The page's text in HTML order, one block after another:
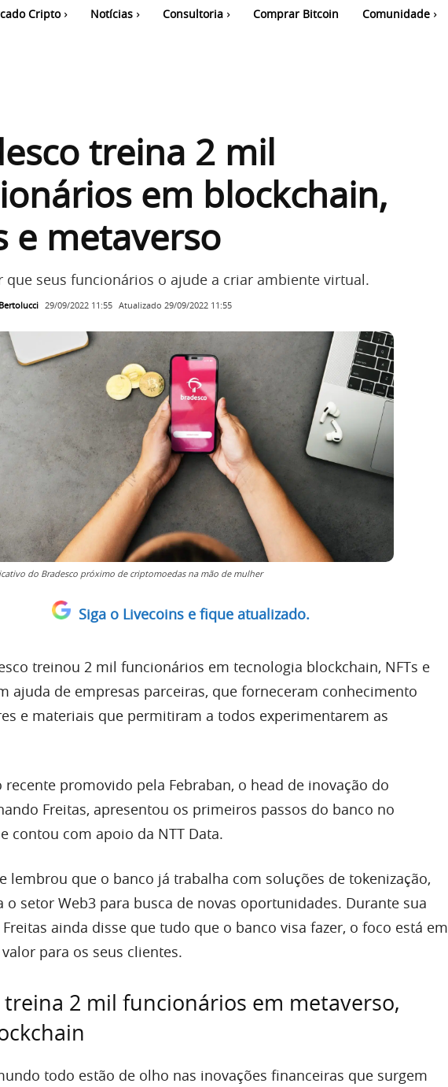
Cripto Notícias Consultoria Comprar Bitcoin Comunidade
treina 2 mil
em blockchain,
e metaverso
que seus funcionários o ajude a criar ambiente virtual.
29/09/2022 11:55 Atualizado 29/09/2022 11:55
do Bradesco próximo de criptomoedas na mão de mulher
Siga o Livecoins e fique atualizado.
treinou 2 mil funcionários em tecnologia blockchain, NFTs e
ajuda de empresas parceiras, que forneceram conhecimento
e materiais que permitiram a todos experimentarem as
recente promovido pela Febraban, o head de inovação do
Freitas, apresentou os primeiros passos do banco no
contou com apoio da NTT Data.
lembrou que o banco já trabalha com soluções de tokenização,
o setor Web3 para busca de novas oportunidades. Durante sua
Freitas ainda disse que tudo que o banco visa fazer, o foco está em
para os seus clientes.
treina 2 mil funcionários em metaverso,
todo estão de olho nas inovações financeiras que surgem